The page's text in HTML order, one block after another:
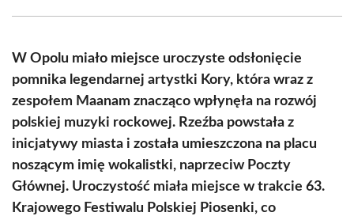
(Twitter)
W Opolu miało miejsce uroczyste odsłonięcie
pomnika legendarnej artystki Kory, która wraz z
zespołem Maanam znacząco wpłynęła na rozwój
polskiej muzyki rockowej. Rzeźba powstała z
inicjatywy miasta i została umieszczona na placu
noszącym imię wokalistki, naprzeciw Poczty
Głównej. Uroczystość miała miejsce w trakcie 63.
Krajowego Festiwalu Polskiej Piosenki, co